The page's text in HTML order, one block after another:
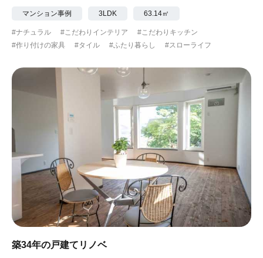
マンション事例 3LDK 63.14㎡
#ナチュラル #こだわりインテリア
#こだわりキッチン
#作り付けの家具
#タイル #ふたり暮らし #スローライフ
築34年の戸建てリノベ